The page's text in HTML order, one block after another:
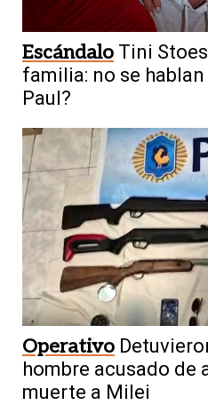
Escándalo Tini
familia: no se hablan
Paul?
Operativo
hombre acusado de
muerte a Milei